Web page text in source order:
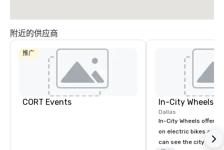
附近的供应商
推广
CORT Events In-City Wheels
Dallas
In-City Wheels offers
on electric bikes and
can see the city in